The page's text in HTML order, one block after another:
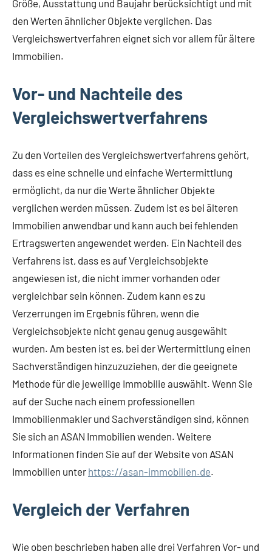
Größe, Ausstattung und Baujahr berücksichtigt und mit
den Werten ähnlicher Objekte verglichen. Das
Vergleichswertverfahren eignet sich vor allem für ältere
Immobilien.
Vor- und Nachteile des
Vergleichswertverfahrens
Zu den Vorteilen des Vergleichswertverfahrens gehört,
dass es eine schnelle und einfache Wertermittlung
ermöglicht, da nur die Werte ähnlicher Objekte
verglichen werden müssen. Zudem ist es bei älteren
Immobilien anwendbar und kann auch bei fehlenden
Ertragswerten angewendet werden. Ein Nachteil des
Verfahrens ist, dass es auf Vergleichsobjekte
angewiesen ist, die nicht immer vorhanden oder
vergleichbar sein können. Zudem kann es zu
Verzerrungen im Ergebnis führen, wenn die
Vergleichsobjekte nicht genau genug ausgewählt
wurden. Am besten ist es, bei der Wertermittlung einen
Sachverständigen hinzuzuziehen, der die geeignete
Methode für die jeweilige Immobilie auswählt. Wenn Sie
auf der Suche nach einem professionellen
Immobilienmakler und Sachverständigen sind, können
Sie sich an ASAN Immobilien wenden. Weitere
Informationen finden Sie auf der Website von ASAN
Immobilien unter https://asan-immobilien.de.
Vergleich der Verfahren
Wie oben beschrieben haben alle drei Verfahren Vor- und